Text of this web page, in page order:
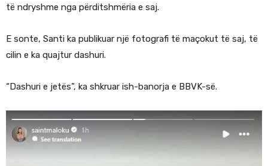
të ndryshme nga përditshmëria e saj.
E sonte, Santi ka publikuar një fotografi të maçokut të saj, të
cilin e ka quajtur dashuri.
“Dashuri e jetës”, ka shkruar ish-banorja e BBVK-së.